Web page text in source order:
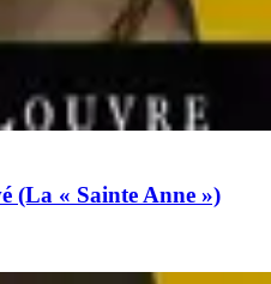
(La « Sainte Anne »)